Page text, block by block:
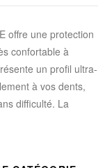
offre une protection
confortable à
un profil ultra-
à vos dents,
difficulté. La
à la